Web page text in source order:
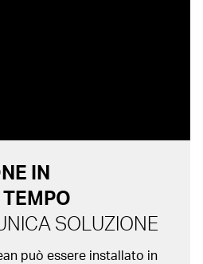
IN
SOLUZIONE
può essere installato in